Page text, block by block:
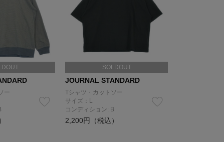
ー
SOLDOUT
JOURNAL STANDARD
Tシャツ・カットソー
サイズ：L
コンディション: B
2,200円（税込）